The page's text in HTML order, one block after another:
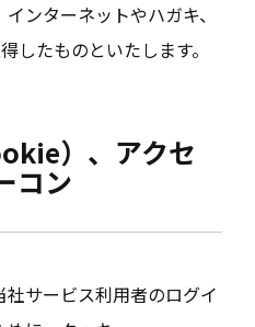
ンターネットやハガキ、
したものといたします。
）、アクセ
コン
サービス利用者のログイ